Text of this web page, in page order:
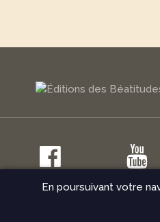
En poursuivant votre